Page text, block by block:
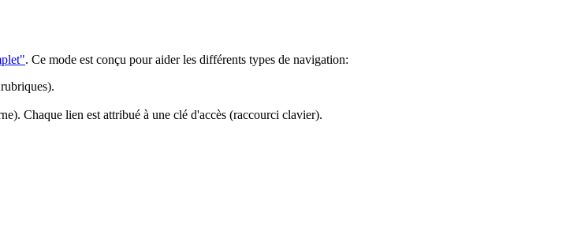
. Ce mode est conçu pour aider les différents types de navigation:
Chaque lien est attribué à une clé d'accès (raccourci clavier).